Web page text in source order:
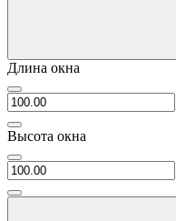
Длина окна
Высота окна